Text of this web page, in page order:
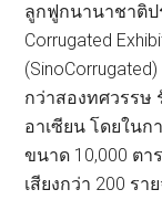
ลูกฟูกนานาชาติป
Corrugated
กว่าสองทศวรรษ
อาเซียน โดยในก
ขนาด 10,000 ตา
เสียงกว่า 200 ร